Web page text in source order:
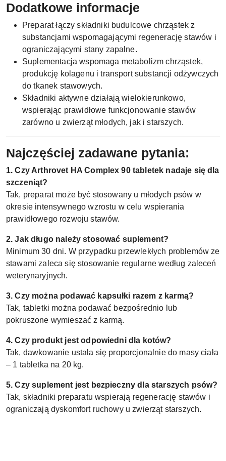
Dodatkowe informacje
Preparat łączy składniki budulcowe chrząstek z
substancjami wspomagającymi regenerację stawów i
ograniczającymi stany zapalne.
Suplementacja wspomaga metabolizm chrząstek,
produkcję kolagenu i transport substancji odżywczych
do tkanek stawowych.
Składniki aktywne działają wielokierunkowo,
wspierając prawidłowe funkcjonowanie stawów
zarówno u zwierząt młodych, jak i starszych.
Najczęściej zadawane pytania:
1. Czy Arthrovet HA Complex 90 tabletek nadaje się dla
szczeniąt?
Tak, preparat może być stosowany u młodych psów w
okresie intensywnego wzrostu w celu wspierania
prawidłowego rozwoju stawów.
2. Jak długo należy stosować suplement?
Minimum 30 dni. W przypadku przewlekłych problemów ze
stawami zaleca się stosowanie regularne według zaleceń
weterynaryjnych.
3. Czy można podawać kapsułki razem z karmą?
Tak, tabletki można podawać bezpośrednio lub
pokruszone wymieszać z karmą.
4. Czy produkt jest odpowiedni dla kotów?
Tak, dawkowanie ustala się proporcjonalnie do masy ciała
– 1 tabletka na 20 kg.
5. Czy suplement jest bezpieczny dla starszych psów?
Tak, składniki preparatu wspierają regenerację stawów i
ograniczają dyskomfort ruchowy u zwierząt starszych.